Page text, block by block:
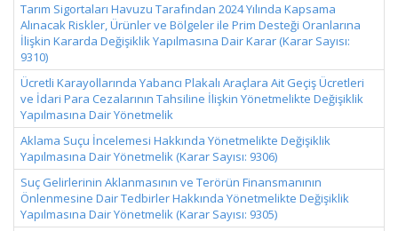
Tarım Sigortaları Havuzu Tarafından 2024 Yılında Kapsama
Alınacak Riskler, Ürünler ve Bölgeler ile Prim Desteği Oranlarına
İlişkin Kararda Değişiklik Yapılmasına Dair Karar (Karar Sayısı:
9310)
Ücretli Karayollarında Yabancı Plakalı Araçlara Ait Geçiş Ücretleri
ve İdari Para Cezalarının Tahsiline İlişkin Yönetmelikte Değişiklik
Yapılmasına Dair Yönetmelik
Aklama Suçu İncelemesi Hakkında Yönetmelikte Değişiklik
Yapılmasına Dair Yönetmelik (Karar Sayısı: 9306)
Suç Gelirlerinin Aklanmasının ve Terörün Finansmanının
Önlenmesine Dair Tedbirler Hakkında Yönetmelikte Değişiklik
Yapılmasına Dair Yönetmelik (Karar Sayısı: 9305)